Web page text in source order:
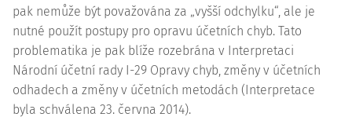
pak nemůže být považována za „vyšší odchylku“, ale je
nutné použít postupy pro opravu účetních chyb. Tato
problematika je pak blíže rozebrána v Interpretaci
Národní účetní rady I-29 Opravy chyb, změny v účetních
odhadech a změny v účetních metodách (Interpretace
byla schválena 23. června 2014).